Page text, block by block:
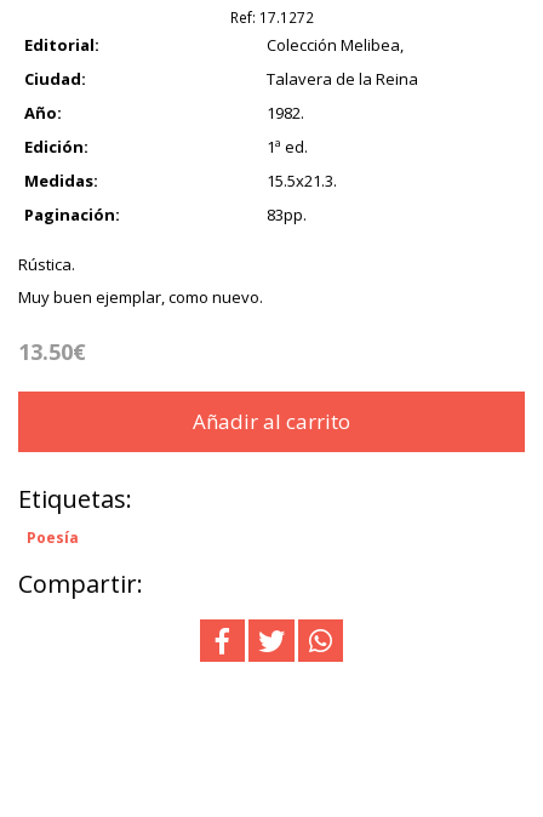
Ref: 17.1272
Editorial:
Colección Melibea,
Ciudad:
Talavera de la Reina
Año:
1982.
Edición:
1ª ed.
Medidas:
15.5x21.3.
Paginación:
83pp.
Rústica.
Muy buen ejemplar, como nuevo.
13.50€
Añadir al carrito
Etiquetas:
Poesía
Compartir: